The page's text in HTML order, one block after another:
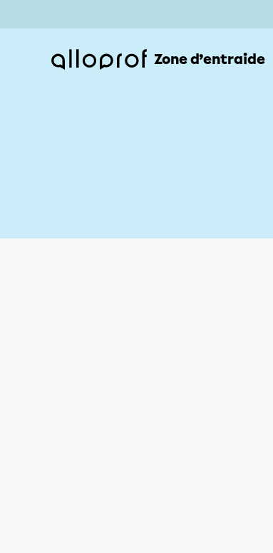
Zone d’entraide